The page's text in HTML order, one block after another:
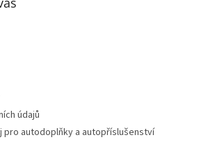
údajů
pro autodoplňky a autopříslušenství